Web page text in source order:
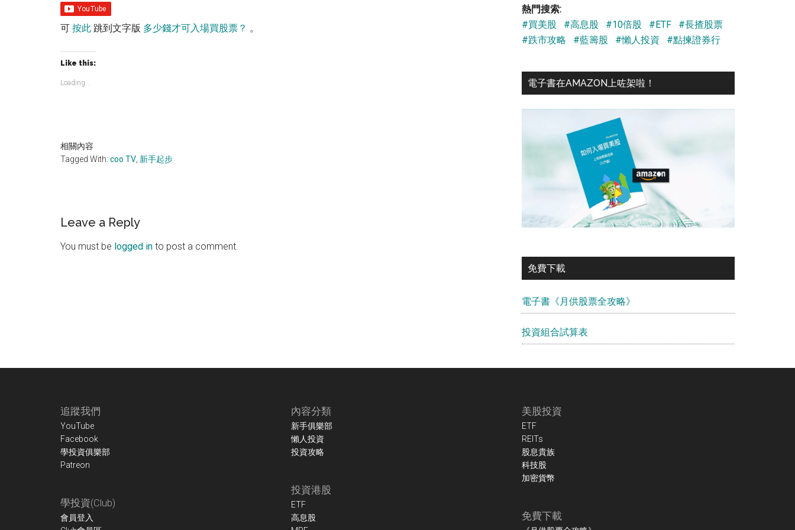
可 按此 跳到文字版 多少錢才可入場買股票？ 。
Like this:
Loading...
相關內容
Tagged With: coo TV 新手起步
Reader
Interactions
Leave a Reply
You must be logged in to post a comment.
熱門搜索:
#買美股
#高息股 #10倍股 #ETF
#長揸股票
#跌市攻略
#藍籌股 #懶人投資 #點揀證券行
電子書在AMAZON上咗架啦！
免費下載
電子書《月供股票全攻略》
投資組合試算表
追蹤我們
YouTube
Facebook
學投資俱樂部
Patreon
學投資(Club)
會員登入
內容分類
新手俱樂部
懶人投資
投資攻略
投資港股
ETF
高息股
美股投資
ETF
REITs
股息貴族
科技股
加密貨幣
免費下載